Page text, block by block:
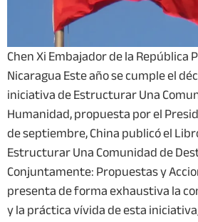
Chen Xi Embajador de la República
Nicaragua Este año se cumple el
iniciativa de Estructurar Una
Humanidad, propuesta por el
de septiembre, China publicó el
Estructurar Una Comunidad de
Conjuntamente: Propuestas y
presenta de forma exhaustiva la
y la práctica vívida de esta